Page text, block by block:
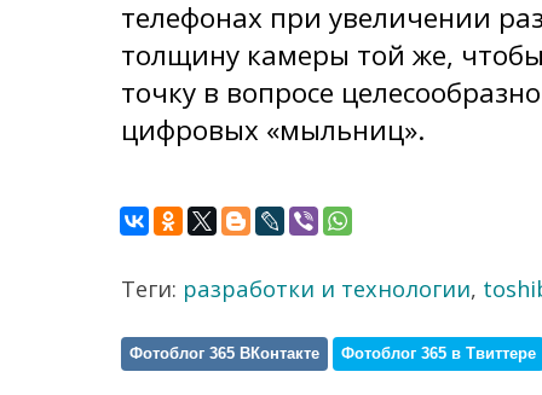
телефонах при увеличении
толщину камеры той же,
точку в вопросе
цифровых «мыльниц».
Теги: разработки и технологии,
Фотоблог 365 ВКонтакте Фотоблог 365 в Твиттере